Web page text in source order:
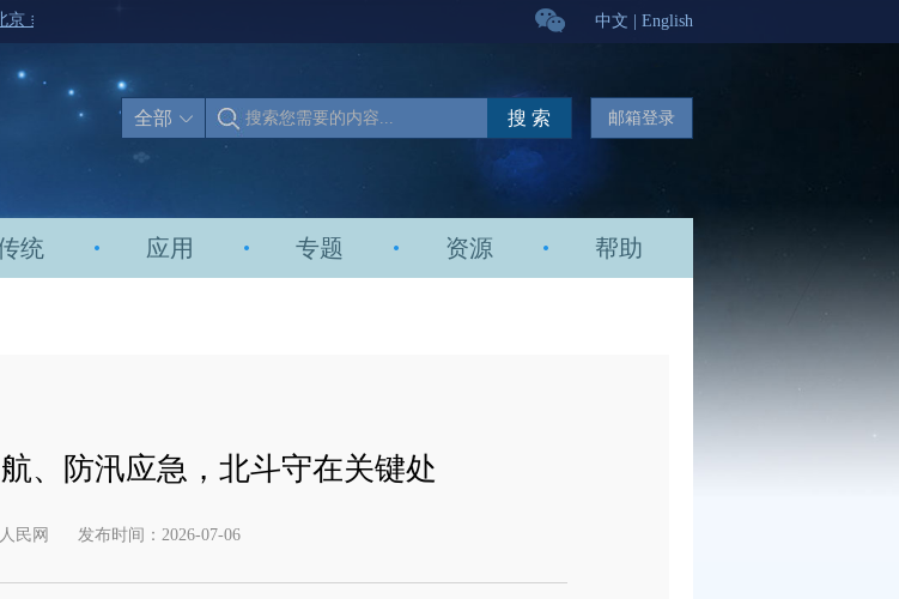
中文 English
全部 搜 索 邮箱登录
统 应用 专题 资源 帮助
、防汛应急，北斗守在关键处
民网 发布时间：2026-07-06